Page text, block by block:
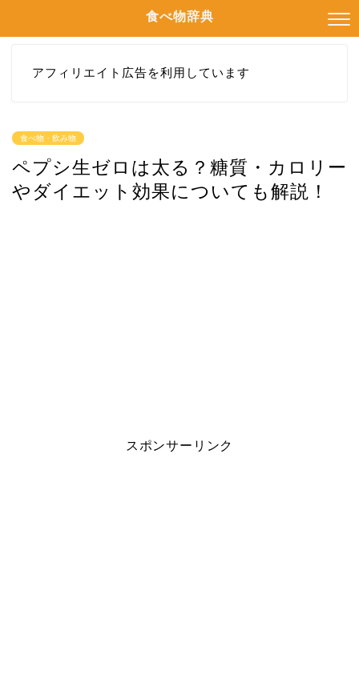
食べ物辞典
アフィリエイト広告を利用しています
食べ物・飲み物
ペプシ生ゼロは太る？糖質・カロリー
やダイエット効果についても解説！
スポンサーリンク